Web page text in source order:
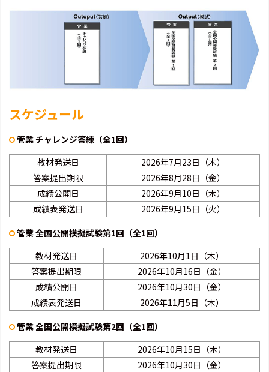
スケジュール
管業 チャレンジ答練（全1回）
教材発送日
2026年7月23日（木）
答案提出期限
2026年8月28日（金）
成績公開日
2026年9月10日（木）
成績表発送日
2026年9月15日（火）
管業 全国公開模擬試験第1回（全1回）
教材発送日
2026年10月1日（木）
答案提出期限
2026年10月16日（金）
成績公開日
2026年10月30日（金）
成績表発送日
2026年11月5日（木）
管業 全国公開模擬試験第2回（全1回）
教材発送日
2026年10月15日（木）
答案提出期限
2026年10月30日（金）